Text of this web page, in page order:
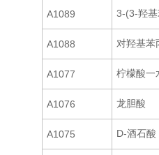
A1089 3-(3-羟
A1088 对羟基苯
A1077 柠檬酸一
A1076 龙胆酸
A1075 D-酒石酸